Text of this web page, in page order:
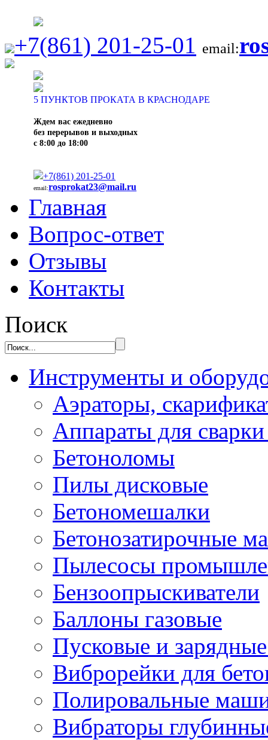
+7(861) 201-25-01 email:
5 ПУНКТОВ ПРОКАТА В КРАСНОДАРЕ
Ждем вас ежедневно
без перерывов и выходных
с 8:00 до 18:00
+7(861) 201-25-01
email:rosprokat23@mail.ru
Главная
Вопрос-ответ
Отзывы
Контакты
Поиск
Инструменты и
Аэраторы,
Аппараты для
Бетоноломы
Пилы дисковые
Бетономешалки
Бетонозатирочные
Пылесосы
Бензоопрыскиватели
Баллоны газовые
Пусковые и
Виброрейки для
Полировальные
Вибраторы